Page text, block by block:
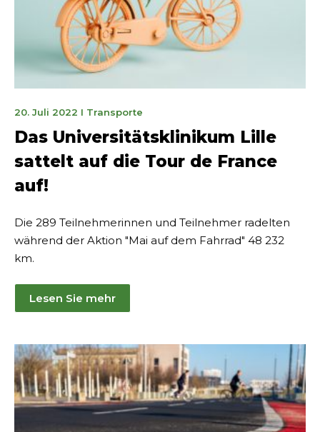
20. Juli 2022 27.
Juli
2022
I Transporte
Das Universitätsklinikum Lille
sattelt auf die Tour de France
auf!
Die 289 Teilnehmerinnen und Teilnehmer radelten
während der Aktion "Mai auf dem Fahrrad" 48 232
km.
Lesen Sie mehr